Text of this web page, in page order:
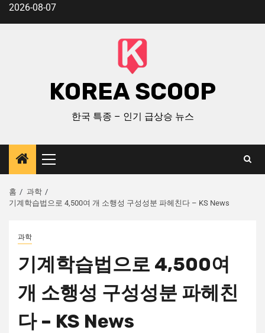
2026-08-07
KOREA SCOOP
한국 특종 – 인기 급상승 뉴스
홈
과학
기계학습법으로 4,500여 개 소행성 구성성분 파헤친다 – KS News
과학
기계학습법으로 4,500여
개 소행성 구성성분 파헤친
다 – KS News